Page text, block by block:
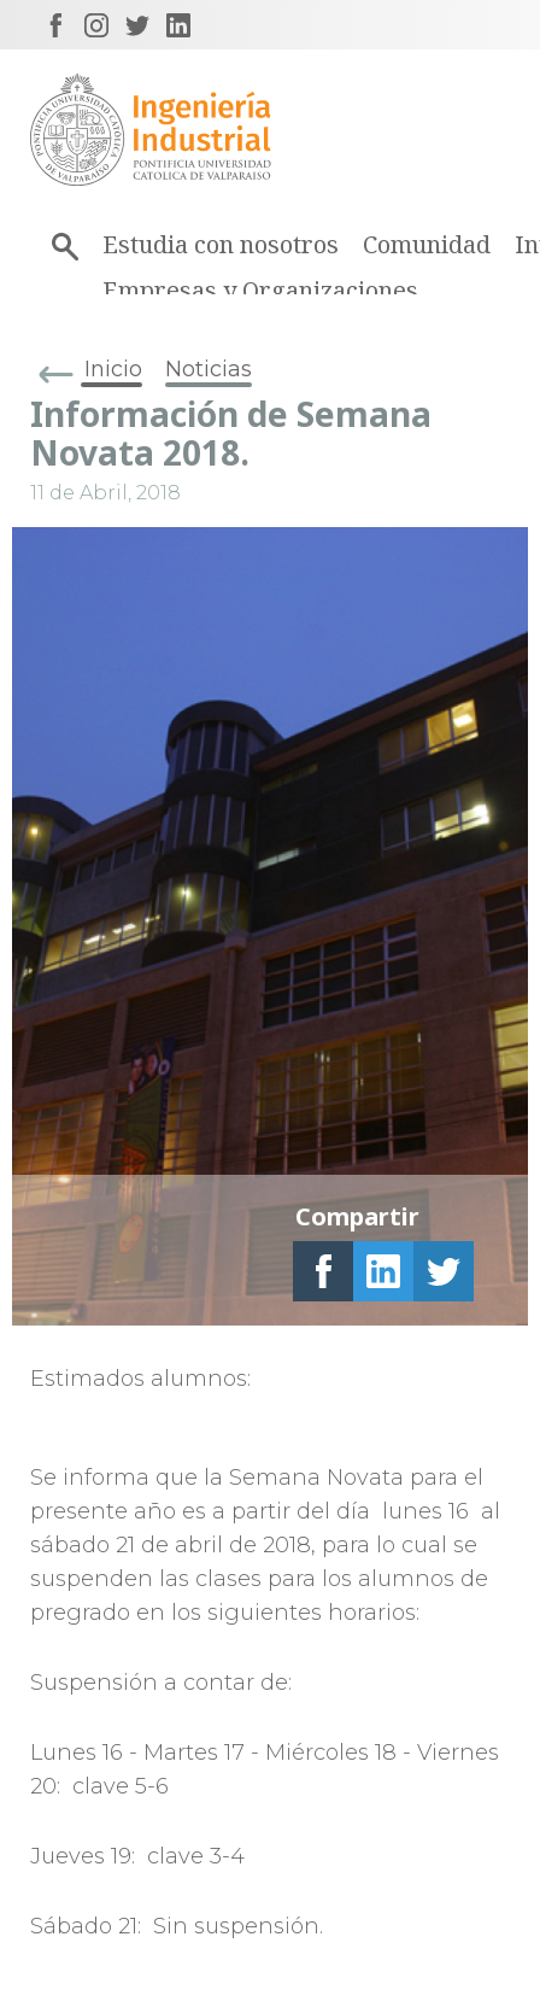
Estudia con nosotros Comunidad
Empresas y Organizaciones
Inicio Noticias
Información de Semana
Novata 2018.
11 de Abril, 2018
Estimados alumnos:
Se informa que la Semana Novata para el
presente año es a partir del día lunes 16 al
sábado 21 de abril de 2018, para lo cual se
suspenden las clases para los alumnos de
pregrado en los siguientes horarios:
Suspensión a contar de:
Lunes 16 - Martes 17 - Miércoles 18 - Viernes
20: clave 5-6
Jueves 19: clave 3-4
Sábado 21: Sin suspensión.
Compartir